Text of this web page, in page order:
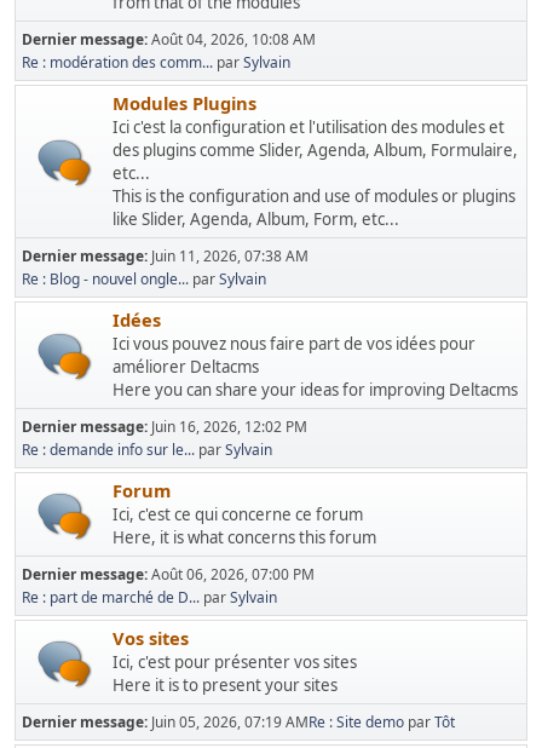
Dernier message:Août 04, 2026, 10:08 AM
Re : modération des comm... parSylvain
Modules Plugins
Ici c'est la configuration et l'utilisation des modules et
des plugins comme Slider, Agenda, Album, Formulaire,
etc...
This is the configuration and use of modules or plugins
like Slider, Agenda, Album, Form, etc...
Dernier message: Juin 11, 2026, 07:38 AM
Re : Blog - nouvel ongle... parSylvain
Idées
Ici vous pouvez nous faire part de vos idées pour
améliorer Deltacms
Here you can share your ideas for improving Deltacms
Dernier message: Juin 16, 2026, 12:02 PM
Re : demande info sur le... parSylvain
Forum
Ici, c'est ce qui concerne ce forum
Here, it is what concerns this forum
Dernier message:Août 06, 2026, 07:00 PM
Re : part de marché de D... parSylvain
Vos sites
Ici, c'est pour présenter vos sites
Here it is to present your sites
Dernier message: Juin 05, 2026, 07:19 AMRe : Site demo parTôt